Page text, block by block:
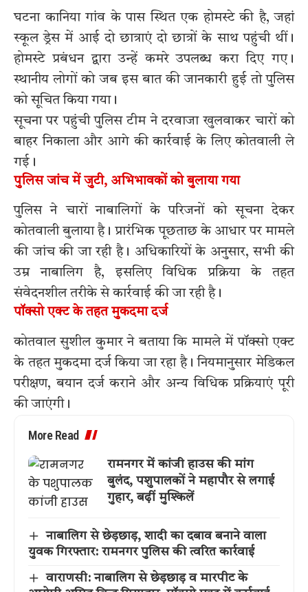
घटना कानिया गांव के पास स्थित एक होमस्टे की है, जहां
स्कूल ड्रेस में आई दो छात्राएं दो छात्रों के साथ पहुंची थीं।
होमस्टे प्रबंधन द्वारा उन्हें कमरे उपलब्ध करा दिए गए।
स्थानीय लोगों को जब इस बात की जानकारी हुई तो पुलिस
को सूचित किया गया।
सूचना पर पहुंची पुलिस टीम ने दरवाजा खुलवाकर चारों को
बाहर निकाला और आगे की कार्रवाई के लिए कोतवाली ले
गई।
पुलिस जांच में जुटी, अभिभावकों को बुलाया गया
पुलिस ने चारों नाबालिगों के परिजनों को सूचना देकर
कोतवाली बुलाया है। प्रारंभिक पूछताछ के आधार पर मामले
की जांच की जा रही है। अधिकारियों के अनुसार, सभी की
उम्र नाबालिग है, इसलिए विधिक प्रक्रिया के तहत
संवेदनशील तरीके से कार्रवाई की जा रही है।
पॉक्सो एक्ट के तहत मुकदमा दर्ज
कोतवाल सुशील कुमार ने बताया कि मामले में पॉक्सो एक्ट
के तहत मुकदमा दर्ज किया जा रहा है। नियमानुसार मेडिकल
परीक्षण, बयान दर्ज कराने और अन्य विधिक प्रक्रियाएं पूरी
की जाएंगी।
More Read
रामनगर में कांजी हाउस की मांग
बुलंद, पशुपालकों ने महापौर से लगाई
गुहार, बढ़ीं मुश्किलें
नाबालिग से छेड़छाड़, शादी का दबाव बनाने वाला
युवक गिरफ्तार: रामनगर पुलिस की त्वरित कार्रवाई
वाराणसी: नाबालिग से छेड़छाड़ व मारपीट के